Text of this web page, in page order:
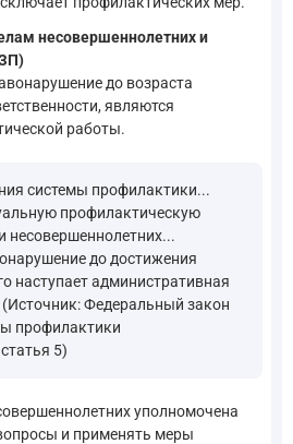
несовершеннолетних и
до возраста
являются
работы.
системы профилактики...
профилактическую
несовершеннолетних...
до достижения
наступает административная
(Источник: Федеральный закон
профилактики
5)
уполномочена
и применять меры